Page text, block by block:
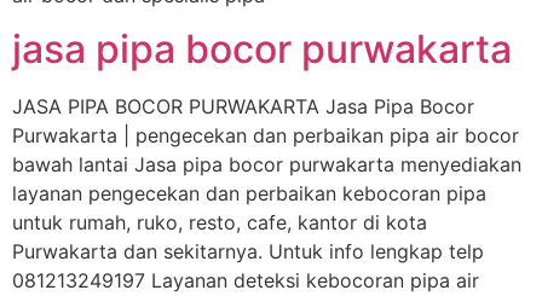
jasa pipa bocor purwakarta
JASA PIPA BOCOR PURWAKARTA Jasa Pipa Bocor
Purwakarta | pengecekan dan perbaikan pipa air bocor
bawah lantai Jasa pipa bocor purwakarta menyediakan
layanan pengecekan dan perbaikan kebocoran pipa
untuk rumah, ruko, resto, cafe, kantor di kota
Purwakarta dan sekitarnya. Untuk info lengkap telp
081213249197 Layanan deteksi kebocoran pipa air